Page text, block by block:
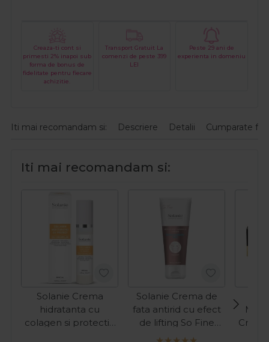
Creaza-ti cont si
primesti 2% inapoi sub
forma de bonus de
fidelitate pentru fiecare
achizitie.
Transport Gratuit La
comenzi de peste 399
LEI
Peste 29 ani de
experienta in domeniu
Iti mai recomandam si: Descriere Detalii Cumparate
Iti mai recomandam si:
Solanie Crema
hidratanta cu
colagen si protectie
Solanie Crema de
fata antirid cu efect
de lifting So Fine
250ml